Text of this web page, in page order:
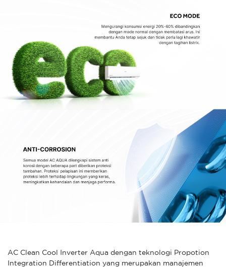
AC Clean Cool Inverter Aqua dengan teknologi Propotion
Integration Differentiation yang merupakan manajemen